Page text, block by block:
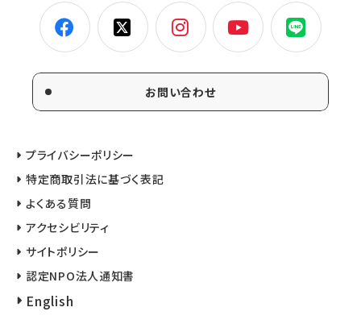
お問い合わせ
プライバシーポリシー
特定商取引法に基づく表記
よくある質問
アクセシビリティ
サイトポリシー
認定NPO法人通知書
English